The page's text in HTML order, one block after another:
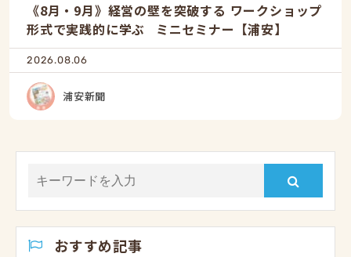
《8月・9月》経営の壁を突破する ワークショップ
形式で実践的に学ぶ ミニセミナー【浦安】
2026.08.06
浦安新聞
おすすめ記事